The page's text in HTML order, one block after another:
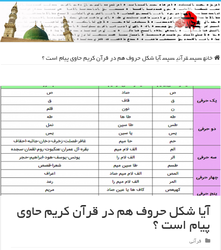
خانه سپس قرآنی سپس آیا شکل حروف هم در قرآن کریم حاوی پیام است ؟
آیا شکل حروف هم در قرآن کریم حاوی
پیام است ؟
قرآنی